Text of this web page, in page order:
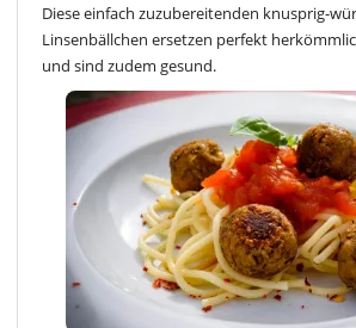
Diese einfach zuzubereitenden knusprig-
Linsenbällchen ersetzen perfekt
und sind zudem gesund.